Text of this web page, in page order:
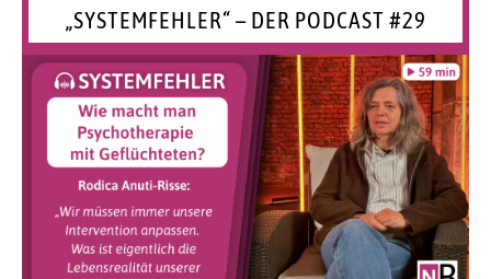
„SYSTEMFEHLER“ – DER PODCAST #29